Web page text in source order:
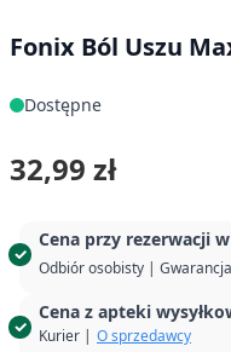
Fonix Ból Uszu
Dostępne
Cena przy rezerwacji
Odbiór osobisty |
Cena z apteki
Kurier | O sprzedawcy
32,99 zł